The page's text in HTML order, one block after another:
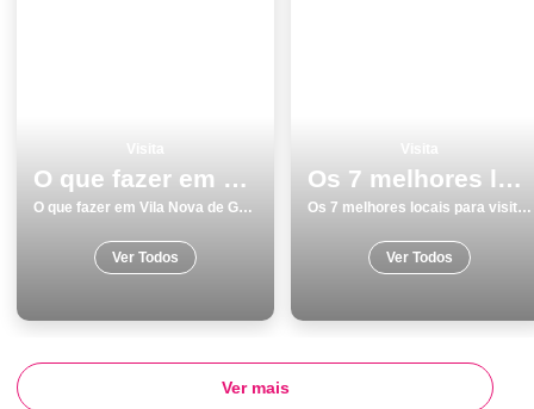
O que fazer em Vila Nova de Gaia os 8 melhores sitios para visitar
O que fazer em Vila Nova de Gaia os 8 melhores sitios para visitar
Ver Todos
Os 7 melhores locais para visitar em Braga
Os 7 melhores locais para visitar em Braga
Ver Todos
Ver mais